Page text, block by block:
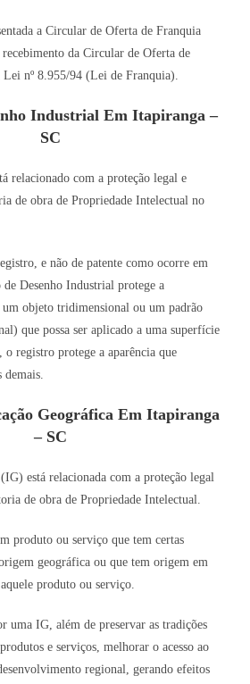
a Circular de Oferta de Franquia
da Circular de Oferta de
Lei nº 8.955/94 (Lei de Franquia).
Industrial Em Itapiranga –
SC
relacionado com a proteção legal e
de obra de Propriedade Intelectual no
e não de patente como ocorre em
Desenho Industrial protege a
objeto tridimensional ou um padrão
que possa ser aplicado a uma superfície
registro protege a aparência que
demais.
Geográfica Em Itapiranga
– SC
está relacionada com a proteção legal
de obra de Propriedade Intelectual.
produto ou serviço que tem certas
geográfica ou que tem origem em
produto ou serviço.
uma IG, além de preservar as tradições
e serviços, melhorar o acesso ao
regional, gerando efeitos